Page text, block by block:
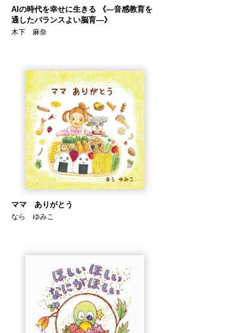
AIの時代を幸せに生きる 《―音感教育を
通したバランスよい脳育―》
木下 麻奈
ママ ありがとう
なら ゆみこ